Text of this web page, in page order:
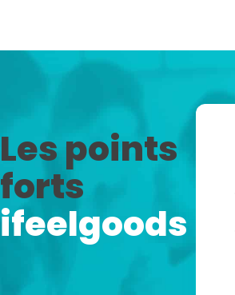
Les points
forts
ifeelgoods